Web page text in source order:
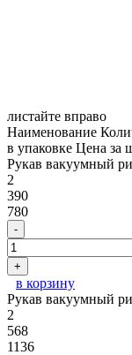
листайте вправо
Наименование
в упаковке Цена за
Рукав вакуумный
2
390
780
-
+
в корзину
Рукав вакуумный
2
568
1136